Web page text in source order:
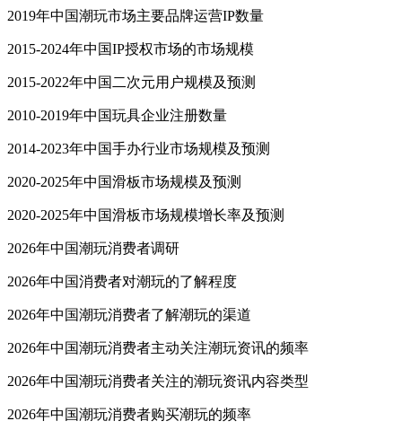
2019年中国潮玩市场主要品牌运营IP数量
2015-2024年中国IP授权市场的市场规模
2015-2022年中国二次元用户规模及预测
2010-2019年中国玩具企业注册数量
2014-2023年中国手办行业市场规模及预测
2020-2025年中国滑板市场规模及预测
2020-2025年中国滑板市场规模增长率及预测
2026年中国潮玩消费者调研
2026年中国消费者对潮玩的了解程度
2026年中国潮玩消费者了解潮玩的渠道
2026年中国潮玩消费者主动关注潮玩资讯的频率
2026年中国潮玩消费者关注的潮玩资讯内容类型
2026年中国潮玩消费者购买潮玩的频率